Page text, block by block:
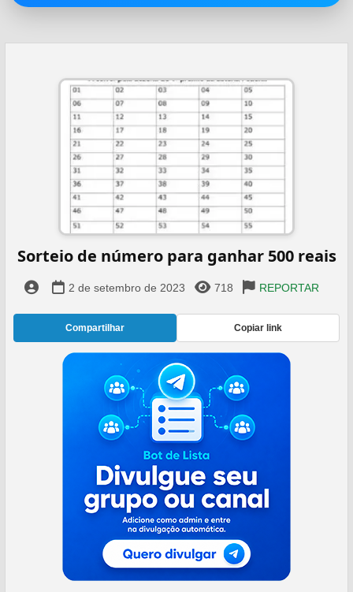
Sorteio de número para ganhar 500 reais
2 de setembro de 2023 718 REPORTAR
Compartilhar Copiar link